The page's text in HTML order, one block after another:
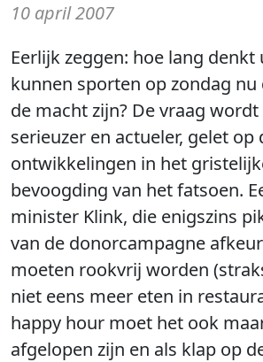
10 april 2007
Eerlijk zeggen: hoe lang denkt
kunnen sporten op zondag nu
de macht zijn? De vraag wordt
serieuzer en actueler, gelet op
ontwikkelingen in het
bevoogding van het fatsoen.
minister Klink, die enigszins
van de donorcampagne
moeten rookvrij worden
niet eens meer eten in
happy hour moet het ook
afgelopen zijn en als klap op